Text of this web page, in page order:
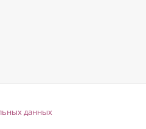
данных